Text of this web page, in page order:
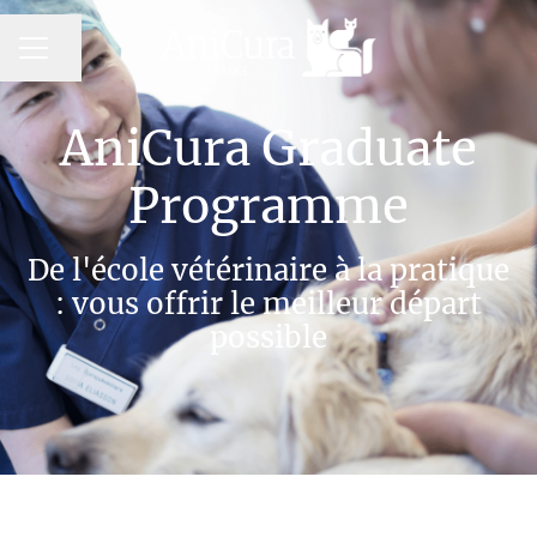
MENU CARRIÈRE
Partager la page
AniCura Graduate
Programme
De l'école vétérinaire à la pratique
: vous offrir le meilleur départ
possible